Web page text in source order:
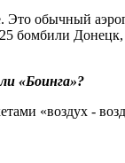
обычный
бомбили
«Боинга»?
«воздух -